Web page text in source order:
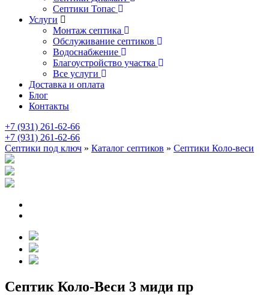
Септики Топас
Услуги
Монтаж септика
Обслуживание септиков
Водоснабжение
Благоустройство участка
Все услуги
Доставка и оплата
Блог
Контакты
+7 (931) 261-62-66
+7 (931) 261-62-66
Септики под ключ » Каталог септиков » Септики Коло-веси
Септик Коло-Веси 3 миди пр